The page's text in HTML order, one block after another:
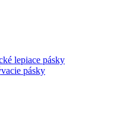
lepiace pásky
pásky